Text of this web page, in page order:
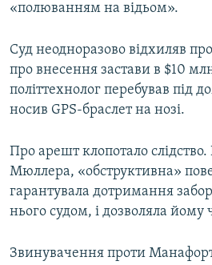
«полюванням на відьом».
Суд неодноразово відхиляв
про внесення застави в $10
політтехнолог перебував під
носив GPS-браслет на нозі.
Про арешт клопотало
Мюллера, «обструктивна»
гарантувала дотримання
нього судом, і дозволяла
Звинувачення проти